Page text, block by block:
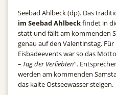
Seebad Ahlbeck (dp). Das
im Seebad Ahlbeckfindet in
statt und fällt am kommenden
genau auf den Valentinstag.
Eisbadeevents war so das
– Tag der Verliebten“.
werden am kommenden
das kalte Ostseewasser steigen.